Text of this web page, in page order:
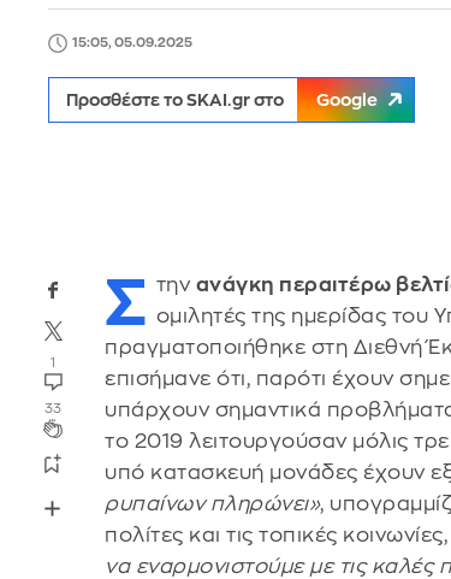
15:05, 05.09.2025
Προσθέστε το SKAI.gr στο Google
1
33
Σ την ανάγκη περαιτέρω
ομιλητές της ημερίδας του
πραγματοποιήθηκε στη Διεθνή
επισήμανε ότι, παρότι έχουν
υπάρχουν σημαντικά
το 2019 λειτουργούσαν μόλις
υπό κατασκευή μονάδες έχουν
ρυπαίνων πληρώνει»,
πολίτες και τις τοπικές
να εναρμονιστούμε με τις